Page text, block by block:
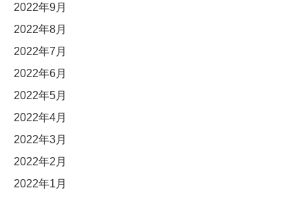
2022年9月
2022年8月
2022年7月
2022年6月
2022年5月
2022年4月
2022年3月
2022年2月
2022年1月